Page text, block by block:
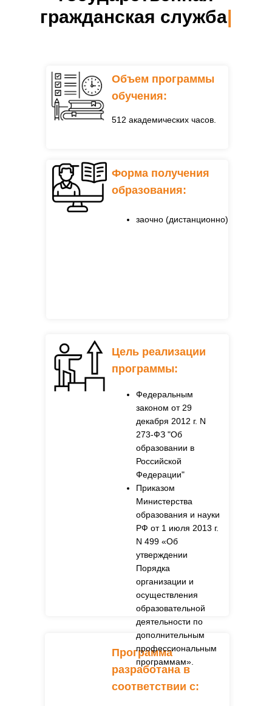
гражданская служба|
Программа
разработана в
соответствии с:
512 академических часов.
Объем программы
обучения:
заочно (дистанционно)
Форма получения
образования:
Федеральным
законом от 29
декабря 2012 г. N
273-ФЗ "Об
образовании в
Российской
Федерации"
Приказом
Министерства
образования и науки
РФ от 1 июля 2013 г.
N 499 «Об
утверждении
Порядка
организации и
осуществления
образовательной
деятельности по
дополнительным
профессиональным
программам».
Цель реализации
программы: